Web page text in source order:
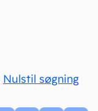
Nulstil søgning